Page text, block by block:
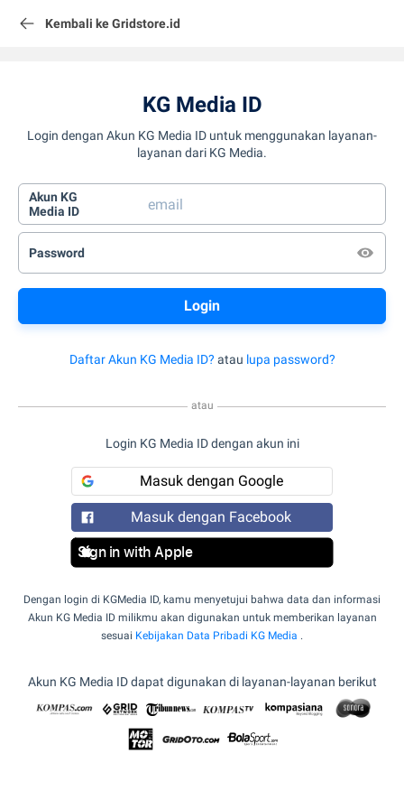
Kembali ke Gridstore.id
KG Media ID
Login dengan Akun KG Media ID untuk menggunakan layanan-
layanan dari KG Media.
Akun KG
Media ID
Password
Daftar Akun KG Media ID? atau lupa password?
atau
Login KG Media ID dengan akun ini
Masuk dengan Google
Masuk dengan Facebook
Sign in with Apple
Dengan login di KGMedia ID, kamu menyetujui bahwa data dan informasi
Akun KG Media ID milikmu akan digunakan untuk memberikan layanan
sesuai Kebijakan Data Pribadi KG Media .
Akun KG Media ID dapat digunakan di layanan-layanan berikut